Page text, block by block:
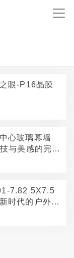
眼-P16晶膜
心玻璃幕墙
与美感的完美
7.82 5X7.5
时代的户外广